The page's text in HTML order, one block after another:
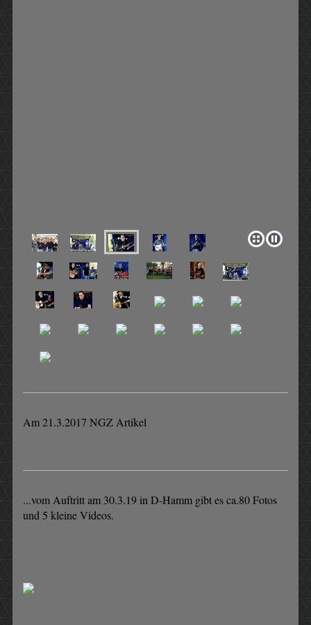
Am 21.3.2017 NGZ Artikel
...vom Auftritt am 30.3.19 in D-Hamm gibt es ca.80 Fotos
und 5 kleine Videos.